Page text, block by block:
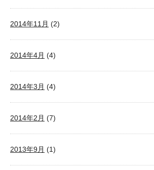
2014年11月 (2)
2014年4月 (4)
2014年3月 (4)
2014年2月 (7)
2013年9月 (1)